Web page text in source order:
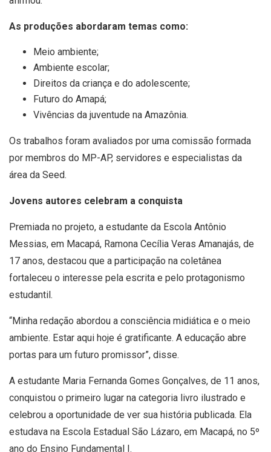
As produções abordaram temas como:
Meio ambiente;
Ambiente escolar;
Direitos da criança e do adolescente;
Futuro do Amapá;
Vivências da juventude na Amazônia.
Os trabalhos foram avaliados por uma comissão formada
por membros do MP-AP, servidores e especialistas da
área da Seed.
Jovens autores celebram a conquista
Premiada no projeto, a estudante da Escola Antônio
Messias, em Macapá, Ramona Cecília Veras Amanajás, de
17 anos, destacou que a participação na coletânea
fortaleceu o interesse pela escrita e pelo protagonismo
estudantil.
“Minha redação abordou a consciência midiática e o meio
ambiente. Estar aqui hoje é gratificante. A educação abre
portas para um futuro promissor”, disse.
A estudante Maria Fernanda Gomes Gonçalves, de 11 anos,
conquistou o primeiro lugar na categoria livro ilustrado e
celebrou a oportunidade de ver sua história publicada. Ela
estudava na Escola Estadual São Lázaro, em Macapá, no 5º
ano do Ensino Fundamental I.